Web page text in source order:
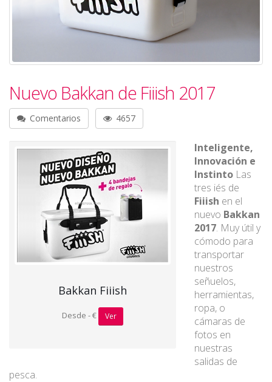
Nuevo Bakkan de Fiiish 2017
Comentarios 4657
Bakkan Fiiish
Desde - € Ver
Inteligente,
Innovación e
Instinto Las
tres iés de
Fiiish en el
nuevo Bakkan
2017. Muy útil y
cómodo para
transportar
nuestros
señuelos,
herramientas,
ropa, o
cámaras de
fotos en
nuestras
salidas de
pesca.